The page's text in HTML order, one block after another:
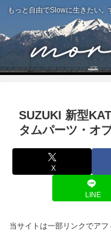
もっと自由でSlowに生きたい。
SUZUKI 新型
タムパーツ・オ
X
LINE